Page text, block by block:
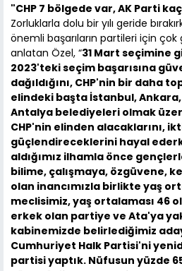
"CHP 7 bölgede var, AK Parti
Zorluklarla dolu bir yılı geride
önemli başarıların partileri için
anlatan Özel, “31 Mart seçimine
2023'teki seçim başarısına
dağıldığını, CHP'nin bir daha
elindeki başta İstanbul,
Antalya belediyeleri olmak
CHP'nin elinden alacaklarını,
güçlendireceklerini hayal
aldığımız ilhamla önce
bilime, çalışmaya, özgüvene,
olan inancımızla birlikte yaş
meclisimiz, yaş ortalaması 46
erkek olan partiye ve Ata'ya
kabinemizde belirlediğimiz
Cumhuriyet Halk Partisi'ni
partisi yaptık. Nüfusun yüzde